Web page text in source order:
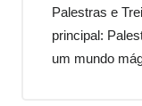
Palestras e
principal:
um mundo